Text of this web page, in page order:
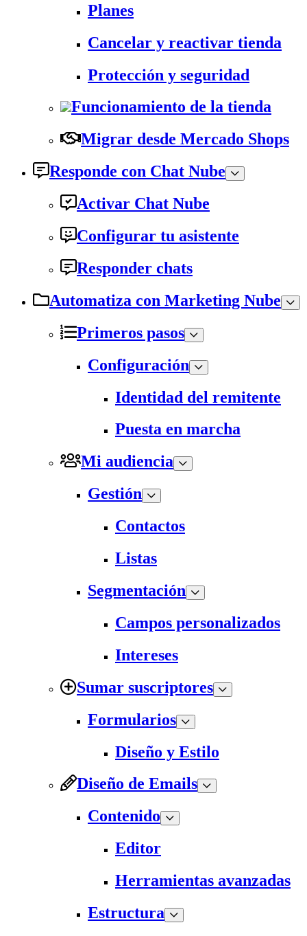
Planes
Cancelar y reactivar tienda
Protección y seguridad
Funcionamiento de la tienda
Migrar desde Mercado Shops
Responde con Chat Nube
Activar Chat Nube
Configurar tu asistente
Responder chats
Automatiza con Marketing Nube
Primeros pasos
Configuración
Identidad del remitente
Puesta en marcha
Mi audiencia
Gestión
Contactos
Listas
Segmentación
Campos personalizados
Intereses
Sumar suscriptores
Formularios
Diseño y Estilo
Diseño de Emails
Contenido
Editor
Herramientas avanzadas
Estructura